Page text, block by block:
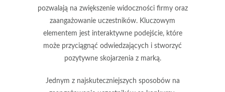
pozwalają na zwiększenie widoczności firmy oraz
zaangażowanie uczestników. Kluczowym
elementem jest interaktywne podejście, które
może przyciągnąć odwiedzających i stworzyć
pozytywne skojarzenia z marką.
Jednym z najskuteczniejszych sposobów na